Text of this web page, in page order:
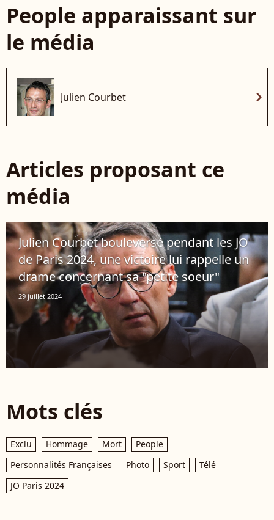
People apparaissant sur
le média
Julien Courbet chevron_right
Articles proposant ce
média
Julien Courbet bouleversé pendant les JO
de Paris 2024, une victoire lui rappelle un
drame concernant sa "petite soeur"
29 juillet 2024
Mots clés
Exclu Hommage Mort
People
Personnalités Françaises
Photo Sport
Télé
JO Paris 2024